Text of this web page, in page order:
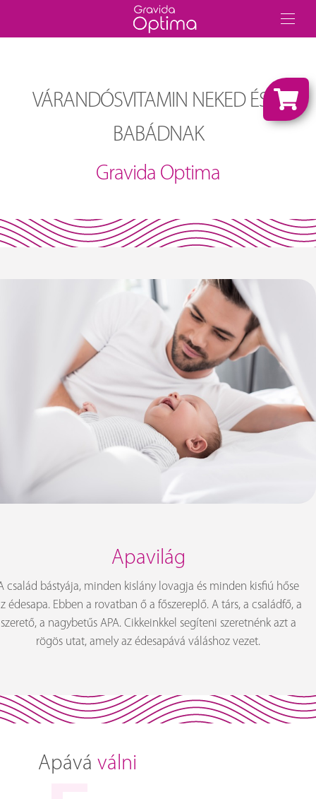
VÁRANDÓSVITAMIN NEKED ÉS A
BABÁDNAK
Gravida Optima
Apavilág
család bástyája, minden kislány lovagja és minden kisfiú hőse
édesapa. Ebben a rovatban ő a főszereplő. A társ, a családfő, a
szerető, a nagybetűs APA. Cikkeinkkel segíteni szeretnénk azt a
rögös utat, amely az édesapává váláshoz vezet.
Apává válni